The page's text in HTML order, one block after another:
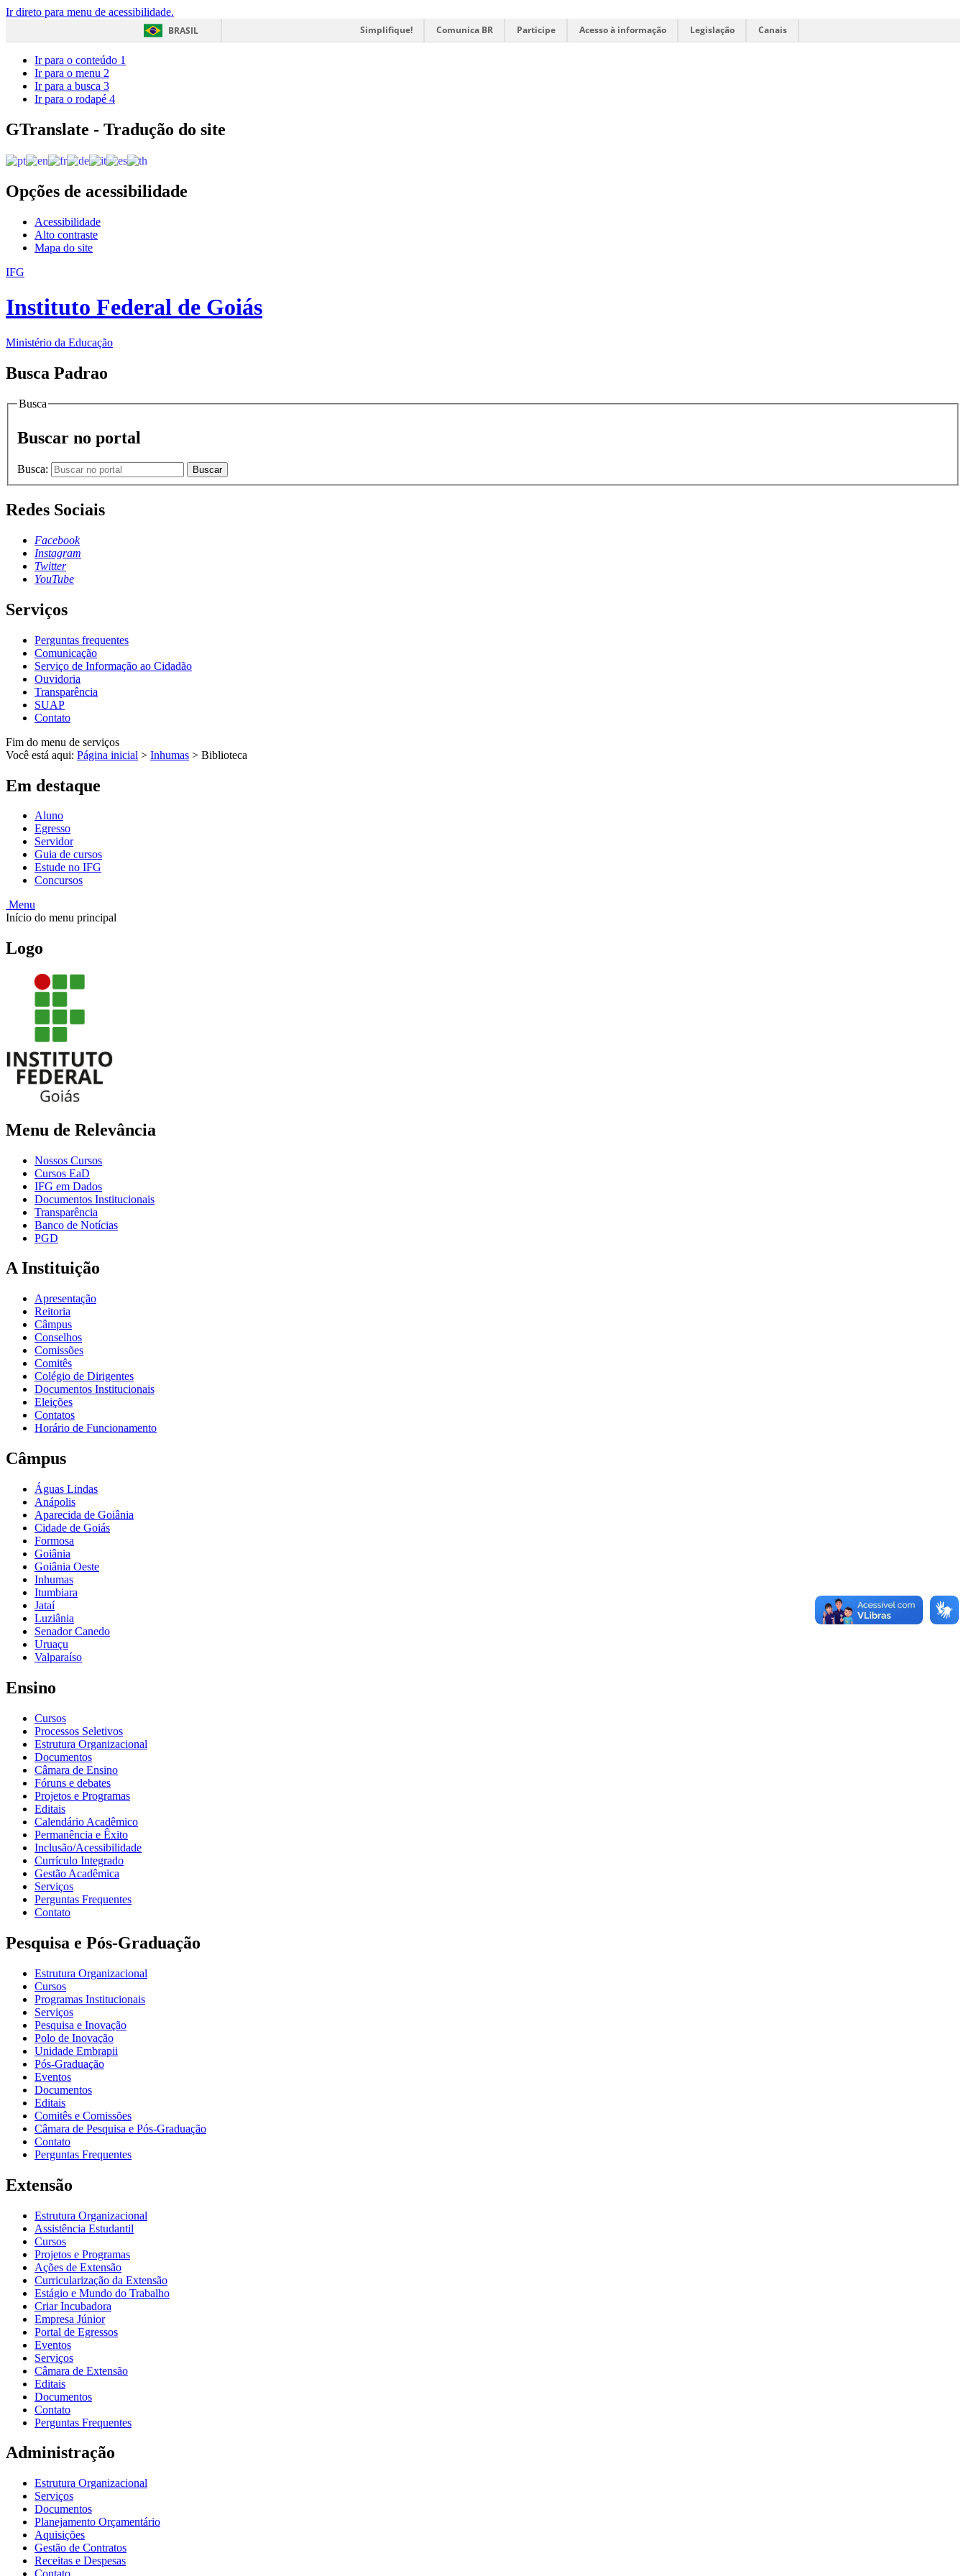
Ir direto para menu de acessibilidade.
BRASIL
Simplifique! Comunica BR Participe Acesso à informação Legislação Canais
Ir para o conteúdo 1
Ir para o menu 2
Ir para a busca 3
Ir para o rodapé 4
GTranslate - Tradução do site
Opções de acessibilidade
Acessibilidade
Alto contraste
Mapa do site
IFG
Instituto Federal de Goiás
Ministério da Educação
Busca Padrao
Busca
Buscar no portal
Busca: Buscar
Redes Sociais
Facebook
Instagram
Twitter
YouTube
Serviços
Perguntas frequentes
Comunicação
Serviço de Informação ao Cidadão
Ouvidoria
Transparência
SUAP
Contato
Fim do menu de serviços
Você está aqui: Página inicial > Inhumas > Biblioteca
Em destaque
Aluno
Egresso
Servidor
Guia de cursos
Estude no IFG
Concursos
Menu
Início do menu principal
Logo
Menu de Relevância
Nossos Cursos
Cursos EaD
IFG em Dados
Documentos Institucionais
Transparência
Banco de Notícias
PGD
A Instituição
Apresentação
Reitoria
Câmpus
Conselhos
Comissões
Comitês
Colégio de Dirigentes
Documentos Institucionais
Eleições
Contatos
Horário de Funcionamento
Câmpus
Águas Lindas
Anápolis
Aparecida de Goiânia
Cidade de Goiás
Formosa
Goiânia
Goiânia Oeste
Inhumas
Itumbiara
Jataí
Luziânia
Senador Canedo
Uruaçu
Valparaíso
Ensino
Cursos
Processos Seletivos
Estrutura Organizacional
Documentos
Câmara de Ensino
Fóruns e debates
Projetos e Programas
Editais
Calendário Acadêmico
Permanência e Êxito
Inclusão/Acessibilidade
Currículo Integrado
Gestão Acadêmica
Serviços
Perguntas Frequentes
Contato
Pesquisa e Pós-Graduação
Estrutura Organizacional
Cursos
Programas Institucionais
Serviços
Pesquisa e Inovação
Polo de Inovação
Unidade Embrapii
Pós-Graduação
Eventos
Documentos
Editais
Comitês e Comissões
Câmara de Pesquisa e Pós-Graduação
Contato
Perguntas Frequentes
Extensão
Estrutura Organizacional
Assistência Estudantil
Cursos
Projetos e Programas
Ações de Extensão
Curricularização da Extensão
Estágio e Mundo do Trabalho
Criar Incubadora
Empresa Júnior
Portal de Egressos
Eventos
Serviços
Câmara de Extensão
Editais
Documentos
Contato
Perguntas Frequentes
Administração
Estrutura Organizacional
Serviços
Documentos
Planejamento Orçamentário
Aquisições
Gestão de Contratos
Receitas e Despesas